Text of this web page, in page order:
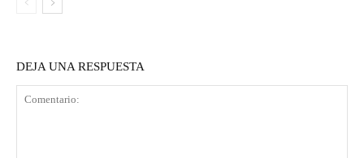
DEJA UNA RESPUESTA